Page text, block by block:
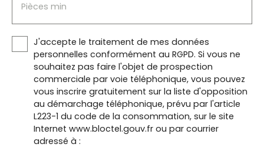
Pièces min
J'accepte le traitement de mes données
personnelles conformément au RGPD. Si vous ne
souhaitez pas faire l'objet de prospection
commerciale par voie téléphonique, vous pouvez
vous inscrire gratuitement sur la liste d'opposition
au démarchage téléphonique, prévu par l'article
L223-1 du code de la consommation, sur le site
Internet www.bloctel.gouv.fr ou par courrier
adressé à :